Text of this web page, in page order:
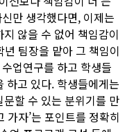
만 생각했다면, 이제는
않을 수 없어 책임감이
팀장을 맡아 그 책임이
업연구를 하고 학생들
하고 있다. 학생들에게는
할 수 있는 분위기를 만
가자’는 포인트를 정확히